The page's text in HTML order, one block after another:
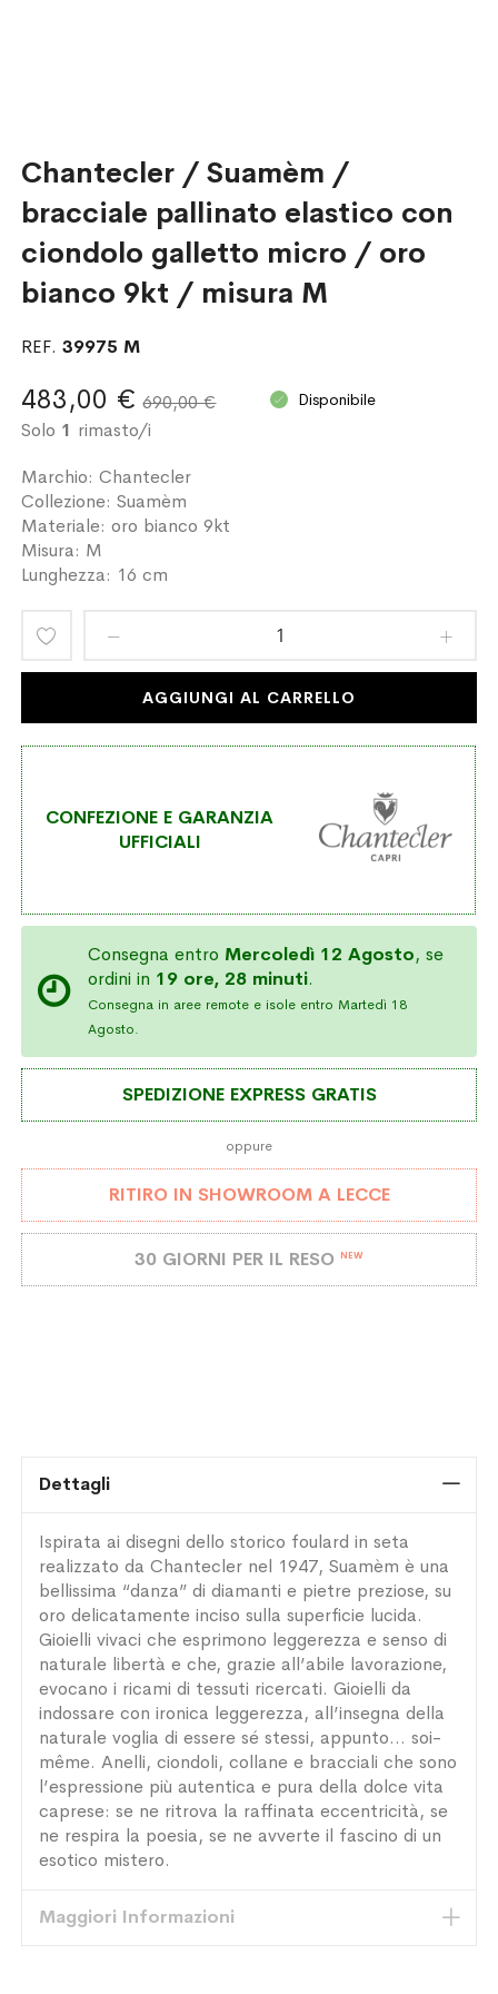
Chantecler / Suamèm /
bracciale pallinato elastico con
ciondolo galletto micro / oro
bianco 9kt / misura M
REF. 39975 M
Solo 1 rimasto/i
483,00 € 690,00 € Disponibile
Marchio: Chantecler
Collezione: Suamèm
Materiale: oro bianco 9kt
Misura: M
Lunghezza: 16 cm
Aggiungi
lista
AGGIUNGI AL CARRELLO
CONFEZIONE E GARANZIA
UFFICIALI
Consegna entro Mercoledì 12 Agosto, se
ordini in 19 ore, 28 minuti.
Consegna in aree remote e isole entro Martedì 18
Agosto.
SPEDIZIONE EXPRESS GRATIS
oppure
RITIRO IN SHOWROOM A LECCE
30 GIORNI PER IL RESO NEW
Dettagli
Ispirata ai disegni dello storico foulard in seta
realizzato da Chantecler nel 1947, Suamèm è una
bellissima “danza” di diamanti e pietre preziose, su
oro delicatamente inciso sulla superficie lucida.
Gioielli vivaci che esprimono leggerezza e senso di
naturale libertà e che, grazie all’abile lavorazione,
evocano i ricami di tessuti ricercati. Gioielli da
indossare con ironica leggerezza, all’insegna della
naturale voglia di essere sé stessi, appunto… soi-
même. Anelli, ciondoli, collane e bracciali che sono
l’espressione più autentica e pura della dolce vita
caprese: se ne ritrova la raffinata eccentricità, se
ne respira la poesia, se ne avverte il fascino di un
esotico mistero.
Maggiori Informazioni